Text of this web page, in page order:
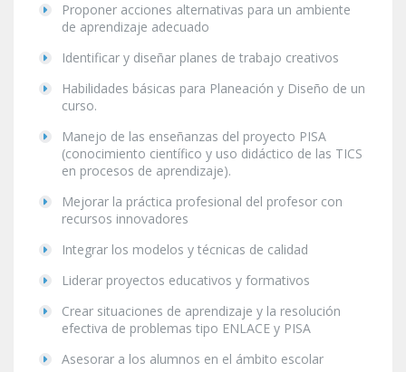
Proponer acciones alternativas para un ambiente
de aprendizaje adecuado
Identificar y diseñar planes de trabajo creativos
Habilidades básicas para Planeación y Diseño de un
curso.
Manejo de las enseñanzas del proyecto PISA
(conocimiento científico y uso didáctico de las TICS
en procesos de aprendizaje).
Mejorar la práctica profesional del profesor con
recursos innovadores
Integrar los modelos y técnicas de calidad
Liderar proyectos educativos y formativos
Crear situaciones de aprendizaje y la resolución
efectiva de problemas tipo ENLACE y PISA
Asesorar a los alumnos en el ámbito escolar